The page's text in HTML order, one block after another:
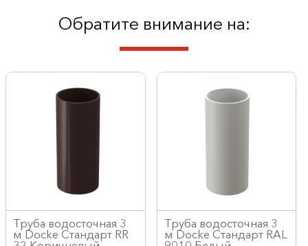
Обратите внимание на:
Труба водосточная 3
м Docke Стандарт RR
Труба водосточная 3
м Docke Стандарт RAL